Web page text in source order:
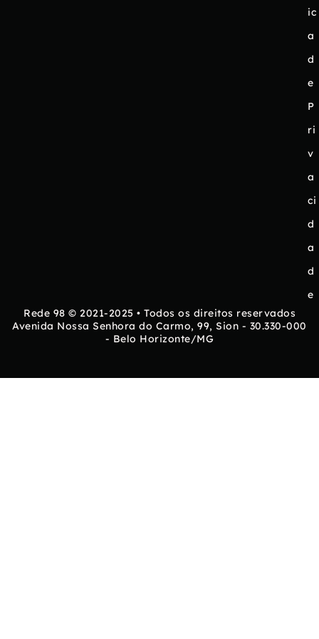
ic
a
d
e
P
ri
v
a
ci
d
a
d
e
Rede 98 © 2021-2025 • Todos os direitos reservados
Avenida Nossa Senhora do Carmo, 99, Sion - 30.330-000
- Belo Horizonte/MG